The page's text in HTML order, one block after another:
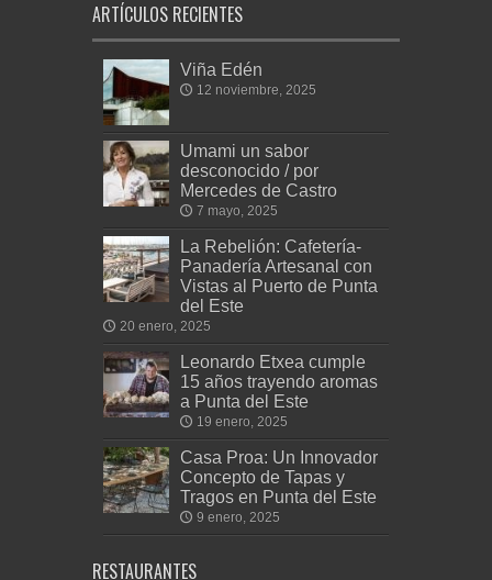
ARTÍCULOS RECIENTES
Viña Edén
12 noviembre, 2025
Umami un sabor
desconocido / por
Mercedes de Castro
7 mayo, 2025
La Rebelión: Cafetería-
Panadería Artesanal con
Vistas al Puerto de Punta
del Este
20 enero, 2025
Leonardo Etxea cumple
15 años trayendo aromas
a Punta del Este
19 enero, 2025
Casa Proa: Un Innovador
Concepto de Tapas y
Tragos en Punta del Este
9 enero, 2025
RESTAURANTES